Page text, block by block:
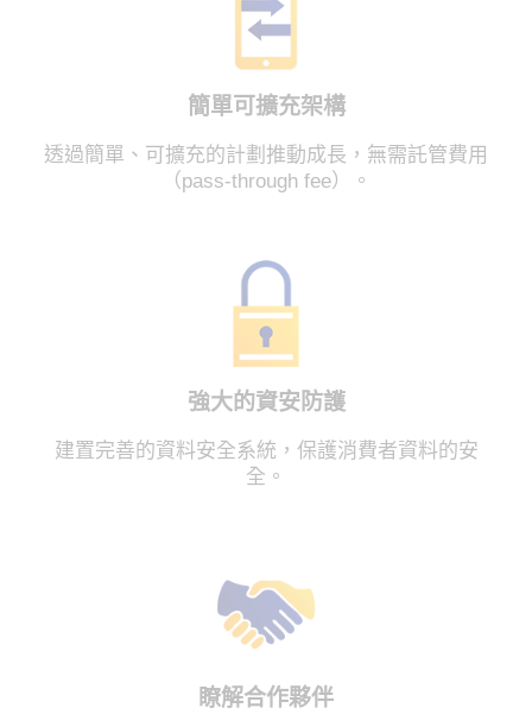
簡單可擴充架構
透過簡單、可擴充的計劃推動成長，無需託管費用
（pass-through fee）。
強大的資安防護
建置完善的資料安全系統，保護消費者資料的安
全。
瞭解合作夥伴